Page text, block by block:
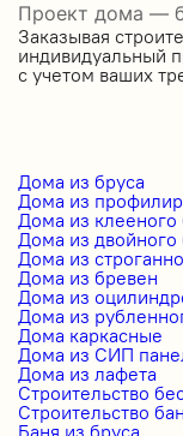
Проект дома —
Заказывая
индивидуальный
с учетом ваших
Дома из бруса
Дома из
Дома из клееного
Дома из двойного
Дома из
Дома из бревен
Дома из
Дома из
Дома каркасные
Дома из СИП
Дома из лафета
Строительство
Строительство
Баня из бруса